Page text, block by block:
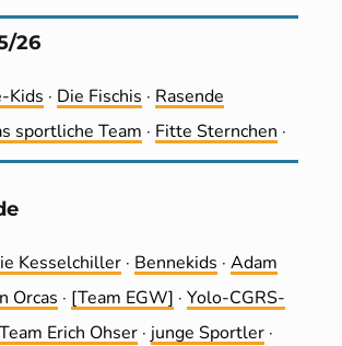
26
Kids · Die Fischis · Rasende
sportliche Team · Fitte Sternchen ·
Kesselchiller · Bennekids · Adam
Orcas · [Team EGW] · Yolo-CGRS-
Team Erich Ohser · junge Sportler ·